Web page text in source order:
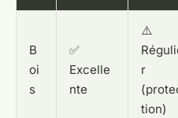
B
oi
s
✅
Excelle
nte
⚠️
r
tion)